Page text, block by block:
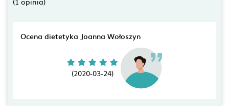
Ocena dietetyka Joanna Wołoszyn
(2020-03-24)